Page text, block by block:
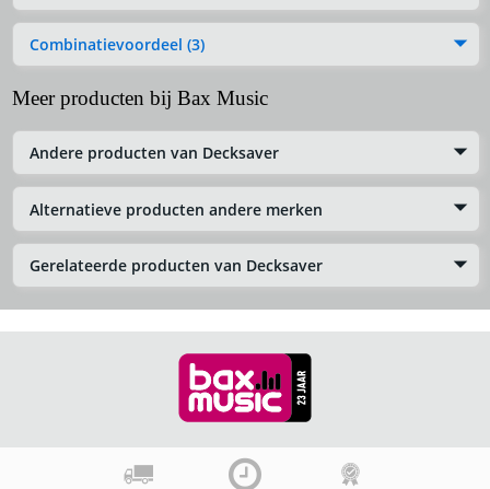
Combinatievoordeel (3)
Meer producten bij Bax Music
Andere producten van Decksaver
Alternatieve producten andere merken
Gerelateerde producten van Decksaver